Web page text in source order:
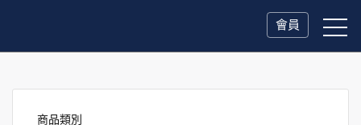
會員
商品類別